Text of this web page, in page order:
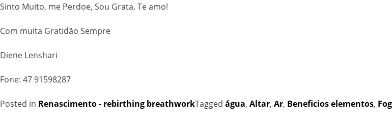
Sinto Muito, me Perdoe, Sou Grata, Te amo!
Com muita Gratidão Sempre
Diene Lenshari
Fone: 47 91598287
Posted in Renascimento - rebirthing breathworkTagged água, Altar, Ar, Beneficios elementos,